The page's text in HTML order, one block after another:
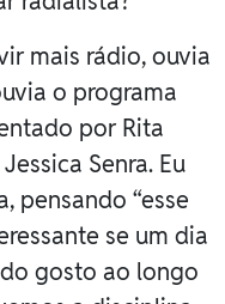
mais rádio, ouvia
o programa
por Rita
Senra. Eu
pensando “esse
se um dia
gosto ao longo